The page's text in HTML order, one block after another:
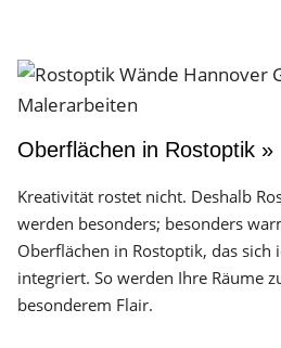
Oberflächen in Rostoptik »
Kreativität rostet nicht. Deshalb
werden besonders; besonders
Oberflächen in Rostoptik, das sich
integriert. So werden Ihre Räume
besonderem Flair.